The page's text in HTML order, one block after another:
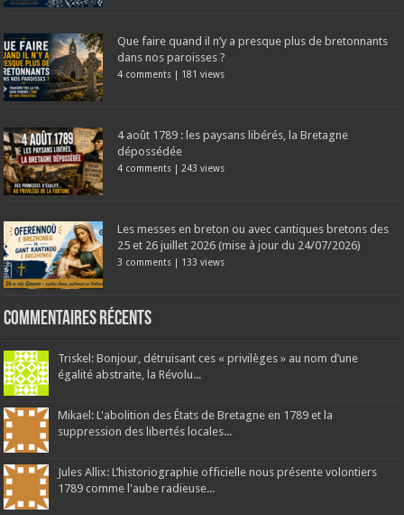
Que faire quand il n’y a presque plus de bretonnants
dans nos paroisses ?
4 comments | 181 views
4 août 1789 : les paysans libérés, la Bretagne
dépossédée
4 comments | 243 views
Les messes en breton ou avec cantiques bretons des
25 et 26 juillet 2026 (mise à jour du 24/07/2026)
3 comments | 133 views
Commentaires récents
Triskel: Bonjour, détruisant ces « privilèges » au nom d’une
égalité abstraite, la Révolu...
Mikael: L'abolition des États de Bretagne en 1789 et la
suppression des libertés locales...
Jules Allix: L’historiographie officielle nous présente volontiers
1789 comme l'aube radieuse...